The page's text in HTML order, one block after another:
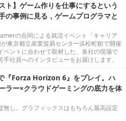
ト】ゲーム作りを仕事にするという
の事例に見る，ゲームプログラマと
の合同による就活イベント「キャリア
東京都立産業貿易センター浜松町館で開催
ベントに合わせて取材した、各社の現場で
社員へのインタビューをお届けします。
『Forza Horizon 6』をプレイ。ハ
ラー×クラウドゲーミングの底力を体
無し。グラフィックスはもちろん最高設定